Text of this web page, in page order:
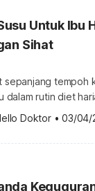
Untuk Ibu
Sihat
sepanjang tempoh
dalam rutin diet
yang
yang bagus
Doktor • 03/04/